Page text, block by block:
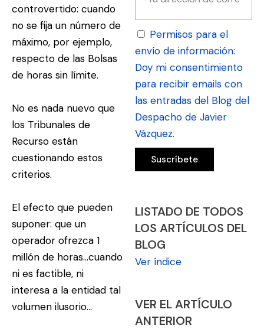
controvertido: cuando
no se fija un número de
máximo, por ejemplo,
respecto de las Bolsas
de horas sin límite.
No es nada nuevo que
los Tribunales de
Recurso están
cuestionando estos
criterios.
El efecto que pueden
suponer: que un
operador ofrezca 1
millón de horas…cuando
ni es factible, ni
interesa a la entidad tal
volumen ilusorio…
Permisos para el
envío de información:
Doy mi consentimiento
para recibir emails con
las entradas del Blog del
Despacho de Javier
Vázquez.
LISTADO DE TODOS
LOS ARTÍCULOS DEL
BLOG
Ver índice
VER EL ARTÍCULO
ANTERIOR